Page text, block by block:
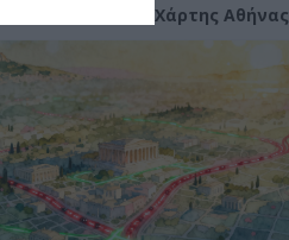
Κίνηση Τώρα: Live Χάρτης Αθήνας